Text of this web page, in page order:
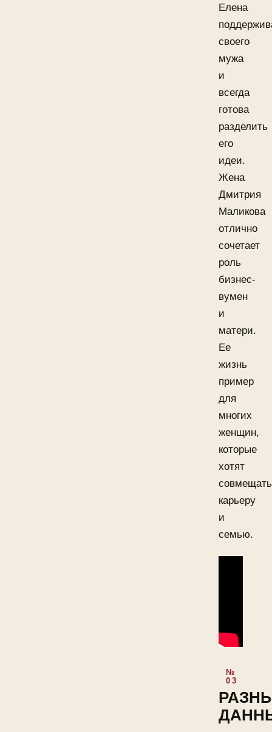
Елена
своего
мужа
и
всегда
готова
разделить
его
идеи.
Жена
Дмитрия
Маликова
отлично
сочетает
роль
бизнес-
вумен
и
матери.
Ее
жизнь
пример
для
многих
женщин,
которые
хотят
совмещать
карьеру
и
семью.